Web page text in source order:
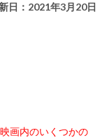
日：2021年3月20日
画内のいくつかの